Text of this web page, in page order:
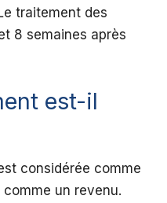
traitement des
8 semaines après
est-il
considérée comme
un revenu.